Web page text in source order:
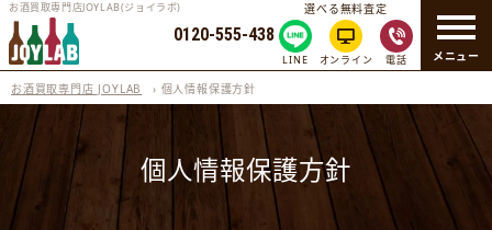
メニュー
お酒買取専門店JOYLAB(ジョイラボ)
0120-555-438
選べる無料査定
LINE オンライン 電話
お酒買取専門店 JOYLAB › 個人情報保護方針
個人情報保護方針